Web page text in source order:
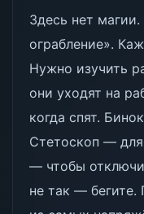
Здесь нет
ограбление».
Нужно изучить
они уходят на
когда спят.
Стетоскоп —
— чтобы
не так —